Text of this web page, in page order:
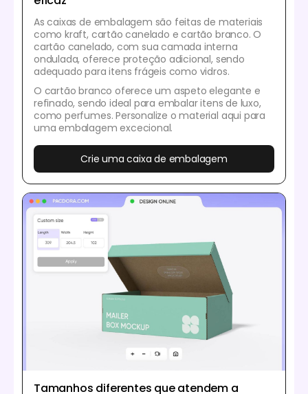
As caixas de embalagem são feitas de materiais
como kraft, cartão canelado e cartão branco. O
cartão canelado, com sua camada interna
ondulada, oferece proteção adicional, sendo
adequado para itens frágeis como vidros.
O cartão branco oferece um aspeto elegante e
refinado, sendo ideal para embalar itens de luxo,
como perfumes. Personalize o material aqui para
uma embalagem excecional.
Crie uma caixa de embalagem
Tamanhos diferentes que atendem a